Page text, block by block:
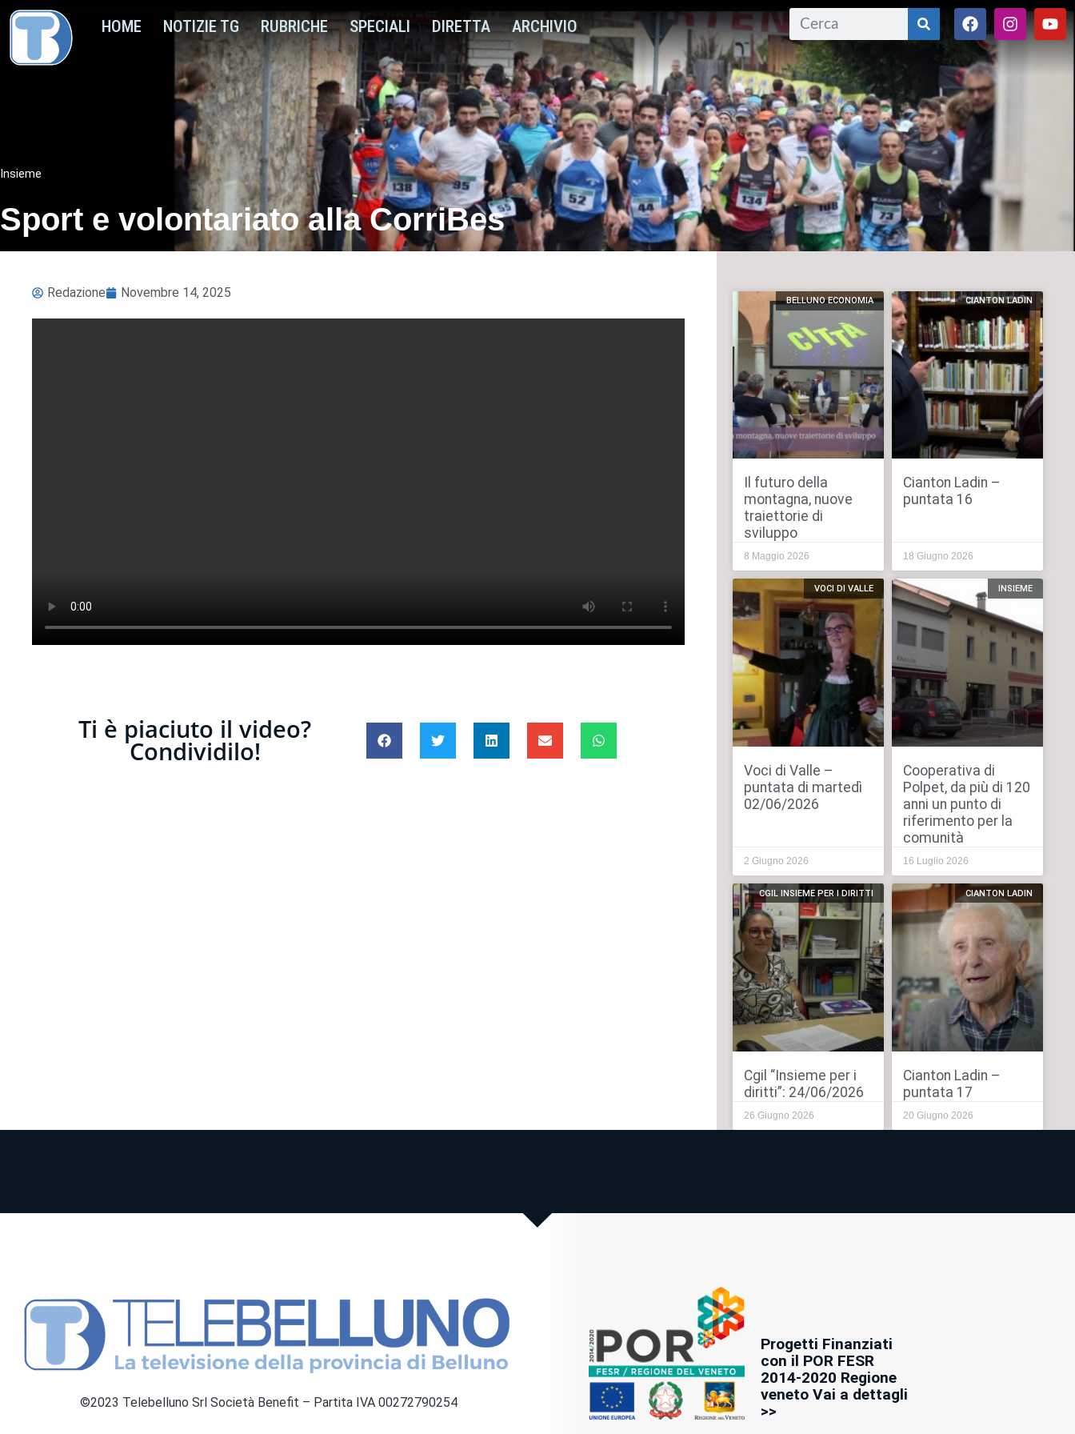
HOME NOTIZIE TG RUBRICHE SPECIALI DIRETTA ARCHIVIO
Insieme
Sport e volontariato alla CorriBes
Redazione Novembre 14, 2025
Ti è piaciuto il video?
Condividilo!
BELLUNO ECONOMIA
Il futuro della
montagna, nuove
traiettorie di
sviluppo
8 Maggio 2026
CIANTON LADIN
Cianton Ladin –
puntata 16
18 Giugno 2026
VOCI DI VALLE
Voci di Valle –
puntata di martedì
02/06/2026
2 Giugno 2026
INSIEME
Cooperativa di
Polpet, da più di 120
anni un punto di
riferimento per la
comunità
16 Luglio 2026
CGIL INSIEME PER I DIRITTI
Cgil “Insieme per i
diritti”: 24/06/2026
26 Giugno 2026
CIANTON LADIN
Cianton Ladin –
puntata 17
20 Giugno 2026
©2023 Telebelluno Srl Società Benefit – Partita IVA 00272790254
Progetti Finanziati
con il POR FESR
2014-2020 Regione
veneto Vai a dettagli
>>